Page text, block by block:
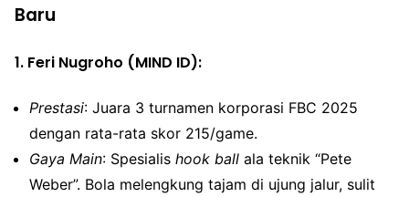
Baru
1. Feri Nugroho (MIND ID):
Prestasi: Juara 3 turnamen korporasi FBC 2025
dengan rata-rata skor 215/game.
Gaya Main: Spesialis hook ball ala teknik “Pete
Weber”. Bola melengkung tajam di ujung jalur, sulit